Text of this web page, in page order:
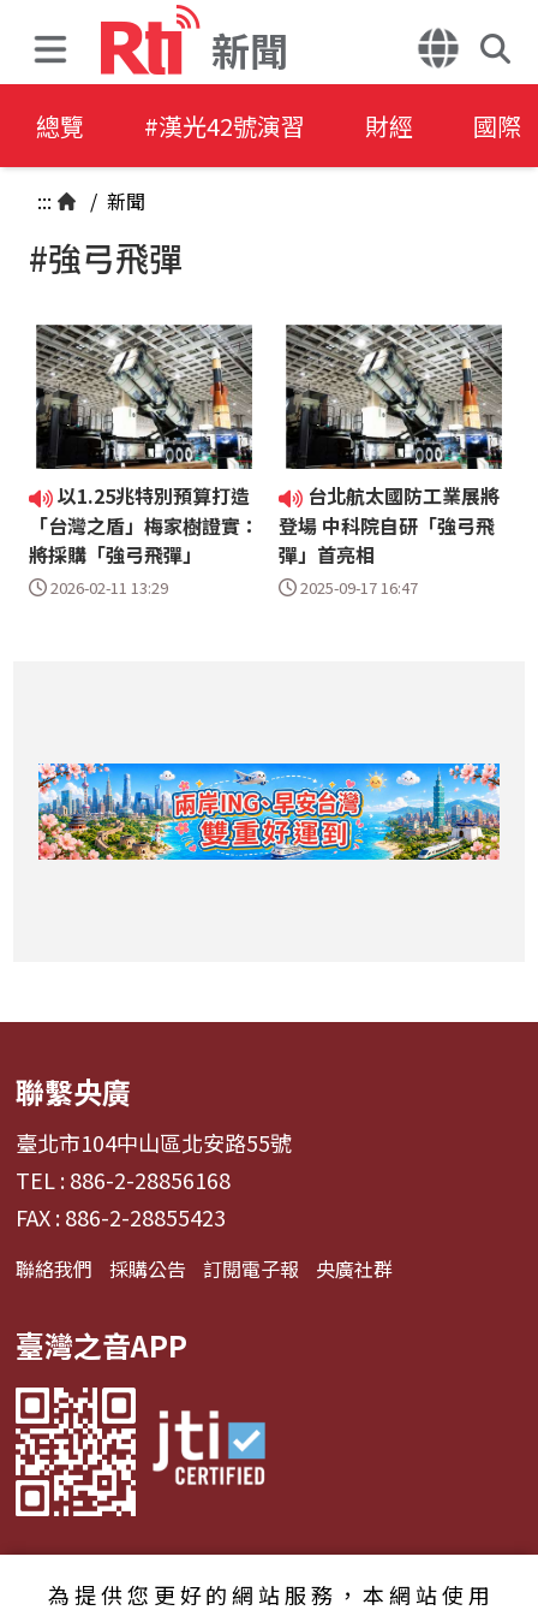
新聞
總覽 #漢光42號演習 財經 國際
::: / 新聞
#強弓飛彈
以1.25兆特別預算打造
「台灣之盾」梅家樹證實：
將採購「強弓飛彈」
2026-02-11 13:29
台北航太國防工業展將
登場 中科院自研「強弓飛
彈」首亮相
2025-09-17 16:47
聯繫央廣
臺北市104中山區北安路55號
TEL : 886-2-28856168
FAX : 886-2-28855423
聯絡我們 採購公告 訂閱電子報 央廣社群
臺灣之音APP
為提供您更好的網站服務，本網站使用